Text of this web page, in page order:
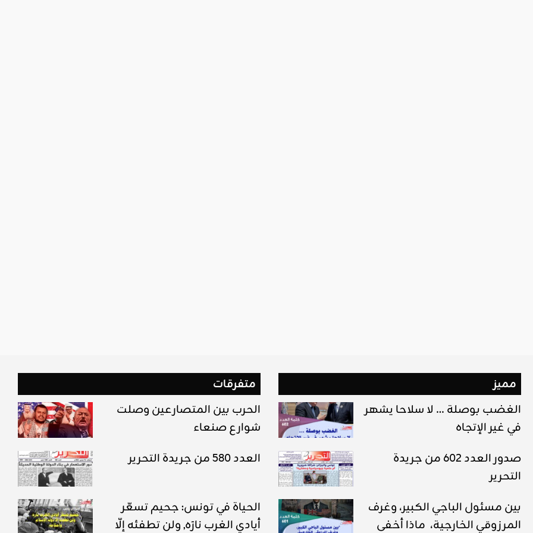
متفرقات
الحرب بين المتصارعين وصلت
شوارع صنعاء
العدد 580 من جريدة التحرير
الحياة في تونس: جحيم تسعّر
أيادي الغرب نارَه, ولن تطفئه إلّا
مميز
الغضب بوصلة … لا سلاحا يشهر
في غير الإتجاه
صدور العدد 602 من جريدة
التحرير
بين مسئول الباجي الكبير، وغرف
المرزوقي الخارجية، ماذا أخفى